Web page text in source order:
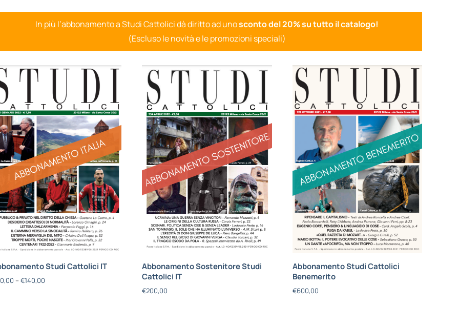
In più l’abbonamento a Studi Cattolici dà diritto ad unosconto del 20% su tutto il catalogo!
(Escluso le novità e le promozioni speciali)
Studi Cattolici IT
– €140,00
Abbonamento Sostenitore Studi
Cattolici IT
€200,00
Abbonamento Studi Cattolici
Benemerito
€600,00